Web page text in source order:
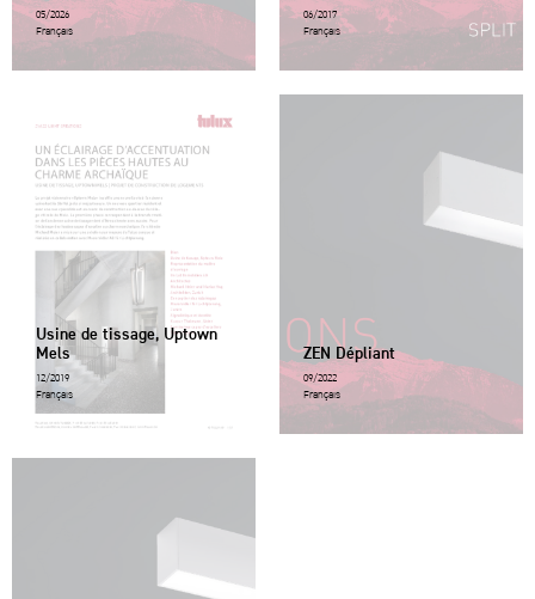
05/2026
Français
06/2017
Français
Usine de tissage, Uptown
Mels
12/2019
Français
ZEN Dépliant
09/2022
Français